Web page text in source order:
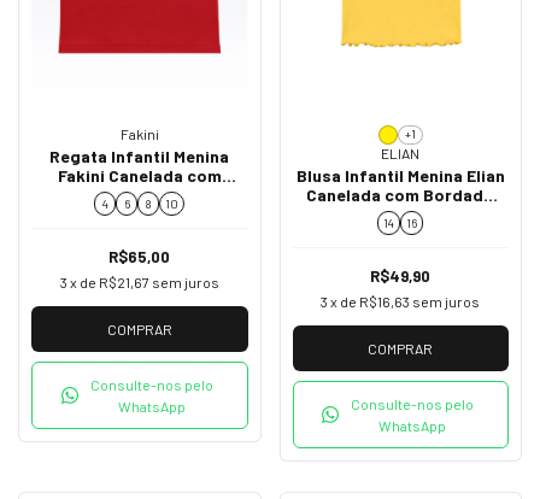
Fakini
Regata Infantil Menina
Fakini Canelada com
Cerejinhas Vermelha
02253
4 6 8 10
R$65,00
3 x de R$21,67 sem juros
COMPRAR
Consulte-nos pelo
WhatsApp
+1
ELIAN
Blusa Infantil Menina Elian
Canelada com Bordado
50079
14 16
R$49,90
3 x de R$16,63 sem juros
COMPRAR
Consulte-nos pelo
WhatsApp